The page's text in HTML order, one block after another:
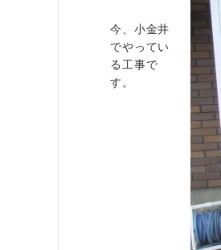
今、小金井
でやってい
る工事で
す。